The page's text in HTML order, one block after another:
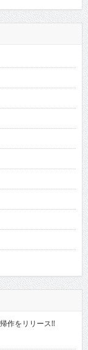
作をリリース!!